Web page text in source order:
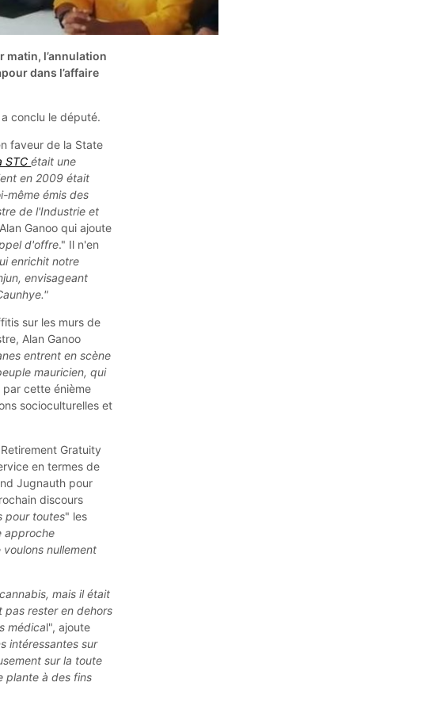
matin, l’annulation
dans l’affaire
a conclu le député.
faveur de la State
STCétait une
en 2009 était
même émis des
de l'Industrie et
Ganoo qui ajoute
d'offre." Il n'en
enrichit notre
envisageant
sur les murs de
Alan Ganoo
entrent en scène
mauricien, qui
par cette énième
socioculturelles et
Gratuity
en termes de
Jugnauth pour
discours
pour toutes" les
approche
nullement
mais il était
pas rester en dehors
médical", ajoute
intéressantes sur
sur la toute
plante à des fins